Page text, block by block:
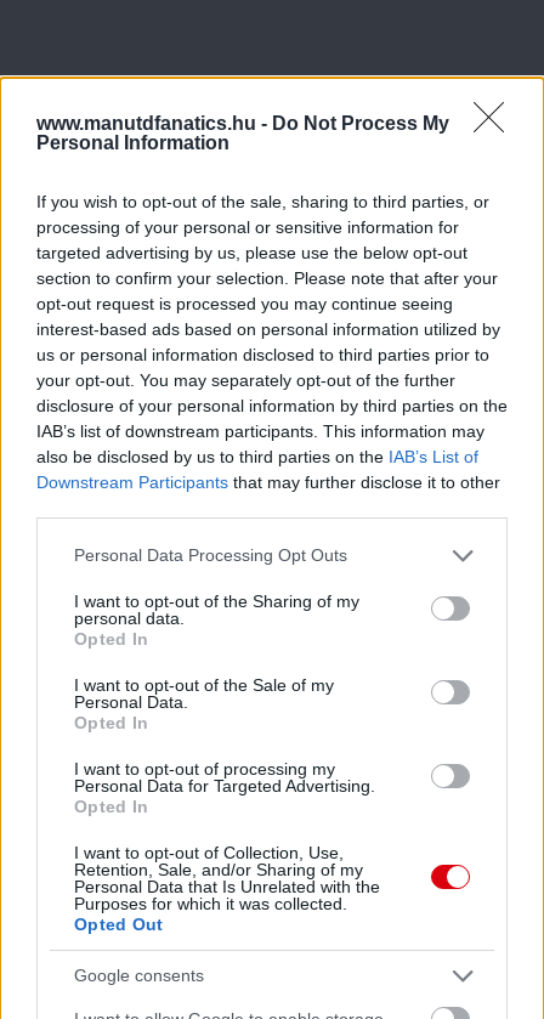
www.manutdfanatics.hu - Do Not Process My
Personal Information
If you wish to opt-out of the sale, sharing to third parties, or
processing of your personal or sensitive information for
targeted advertising by us, please use the below opt-out
section to confirm your selection. Please note that after your
opt-out request is processed you may continue seeing
interest-based ads based on personal information utilized by
us or personal information disclosed to third parties prior to
your opt-out. You may separately opt-out of the further
disclosure of your personal information by third parties on the
IAB’s list of downstream participants. This information may
also be disclosed by us to third parties on the IAB’s List of
Downstream Participants that may further disclose it to other
Please note that this website/app uses one or more Google
not limited to your visit or usage behaviour. You may click to
grant or deny consent to Google and its third-party tags to
use your data for below specified purposes in below Google
consent section.
Personal Data Processing Opt Outs
I want to opt-out of the Sharing of my
personal data.
Opted In
I want to opt-out of the Sale of my
Personal Data.
Opted In
I want to opt-out of processing my
Personal Data for Targeted Advertising.
Opted In
I want to opt-out of Collection, Use,
Retention, Sale, and/or Sharing of my
Personal Data that Is Unrelated with the
Purposes for which it was collected.
Opted Out
Google consents
Meccs Center
Leeds United
United
Felkészülési szezon 5. mérkőzés
Croke Park, Dublin
2026-08-12 20:30
AC MilanvsManchester United2026-08-15 18:00
ELŐZŐ MÉRKŐZÉSEK